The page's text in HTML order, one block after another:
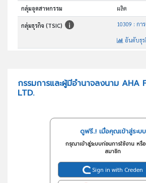
กลุ่มอุตสาหกรรม ผลิต
กลุ่มธุรกิจ (TSIC)
อันดับธุ
กรรมการและผู้มีอำนาจลงนาม AHA
LTD.
ดูฟรี..! เมื่อคุณเข้าสู่ระบบ
กรุณาเข้าสู่ระบบก่อนการใช้งาน หรื
สมาชิก
Sign in with Creden